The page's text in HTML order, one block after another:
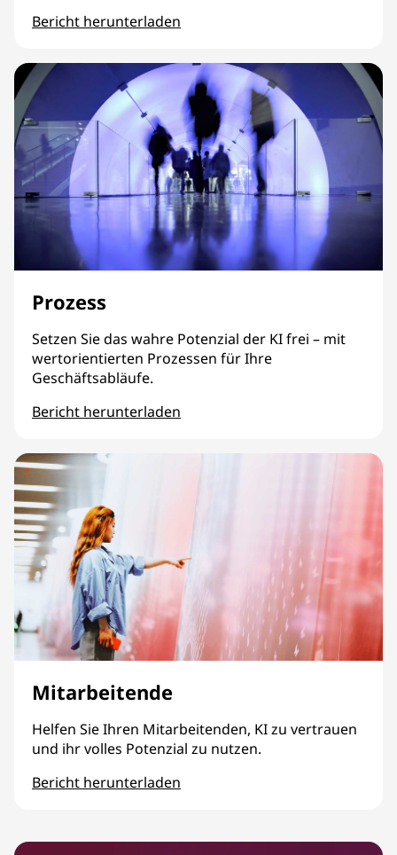
Bericht herunterladen
Prozess
Setzen Sie das wahre Potenzial der KI frei – mit
wertorientierten Prozessen für Ihre
Geschäftsabläufe.
Bericht herunterladen
Mitarbeitende
Helfen Sie Ihren Mitarbeitenden, KI zu vertrauen
und ihr volles Potenzial zu nutzen.
Bericht herunterladen